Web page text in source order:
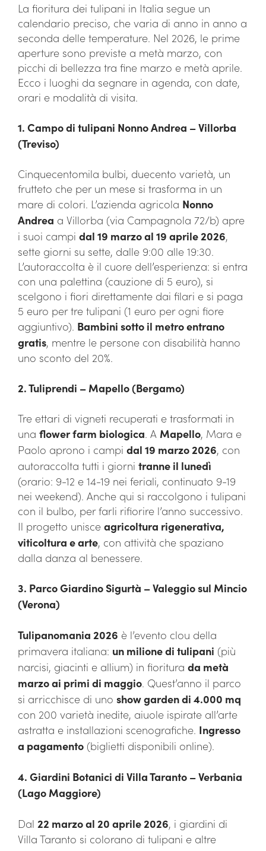
La fioritura dei tulipani in Italia segue un
calendario preciso, che varia di anno in anno a
seconda delle temperature. Nel 2026, le prime
aperture sono previste a metà marzo, con
picchi di bellezza tra fine marzo e metà aprile.
Ecco i luoghi da segnare in agenda, con date,
orari e modalità di visita.
1. Campo di tulipani Nonno Andrea – Villorba
(Treviso)
Cinquecentomila bulbi, duecento varietà, un
frutteto che per un mese si trasforma in un
mare di colori. L’azienda agricola Nonno
Andrea a Villorba (via Campagnola 72/b) apre
i suoi campi dal 19 marzo al 19 aprile 2026,
sette giorni su sette, dalle 9:00 alle 19:30.
L’autoraccolta è il cuore dell’esperienza: si entra
con una palettina (cauzione di 5 euro), si
scelgono i fiori direttamente dai filari e si paga
5 euro per tre tulipani (1 euro per ogni fiore
aggiuntivo). Bambini sotto il metro entrano
gratis, mentre le persone con disabilità hanno
uno sconto del 20%.
2. Tuliprendi – Mapello (Bergamo)
Tre ettari di vigneti recuperati e trasformati in
una flower farm biologica. A Mapello, Mara e
Paolo aprono i campi dal 19 marzo 2026, con
autoraccolta tutti i giorni tranne il lunedì
(orario: 9-12 e 14-19 nei feriali, continuato 9-19
nei weekend). Anche qui si raccolgono i tulipani
con il bulbo, per farli rifiorire l’anno successivo.
Il progetto unisce agricoltura rigenerativa,
viticoltura e arte, con attività che spaziano
dalla danza al benessere.
3. Parco Giardino Sigurtà – Valeggio sul Mincio
(Verona)
Tulipanomania 2026 è l’evento clou della
primavera italiana: un milione di tulipani (più
narcisi, giacinti e allium) in fioritura da metà
marzo ai primi di maggio. Quest’anno il parco
si arricchisce di uno show garden di 4.000 mq
con 200 varietà inedite, aiuole ispirate all’arte
astratta e installazioni scenografiche. Ingresso
a pagamento (biglietti disponibili online).
4. Giardini Botanici di Villa Taranto – Verbania
(Lago Maggiore)
Dal 22 marzo al 20 aprile 2026, i giardini di
Villa Taranto si colorano di tulipani e altre